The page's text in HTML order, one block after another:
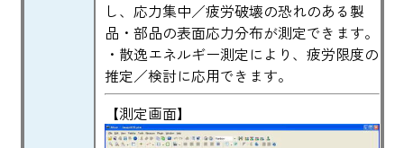
し、応力集中／疲労破壊の恐れのある製
品・部品の表面応力分布が測定できます。
・散逸エネルギー測定により、疲労限度の
推定／検討に応用できます。
【測定画面】